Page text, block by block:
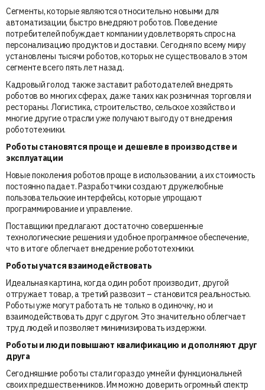
Сегменты, которые являются относительно новыми для
автоматизации, быстро внедряют роботов. Поведение
потребителей побуждает компании удовлетворять спрос на
персонализацию продуктов и доставки. Сегодня по всему миру
установлены тысячи роботов, которых не существовало в этом
сегменте всего пять лет назад.
Кадровый голод также заставит работодателей внедрять
роботов во многих сферах, даже таких как розничная торговля и
рестораны. Логистика, строительство, сельское хозяйство и
многие другие отрасли уже получают выгоду от внедрения
робототехники.
Роботы становятся проще и дешевле в производстве и
эксплуатации
Новые поколения роботов проще в использовании, а их стоимость
постоянно падает. Разработчики создают дружелюбные
пользовательские интерфейсы, которые упрощают
программирование и управление.
Поставщики предлагают достаточно совершенные
технологические решения и удобное программное обеспечение,
что в итоге облегчает внедрение робототехники.
Роботы учатся взаимодействовать
Идеальная картина, когда один робот производит, другой
отгружает товар, а третий развозит – становится реальностью.
Роботы уже могут работать не только в одиночку, но и
взаимодействовать друг с другом. Это значительно облегчает
труд людей и позволяет минимизировать издержки.
Роботы и люди повышают квалификацию и дополняют друг
друга
Сегодняшние роботы стали гораздо умней и функциональней
своих предшественников. Им можно доверить огромный спектр